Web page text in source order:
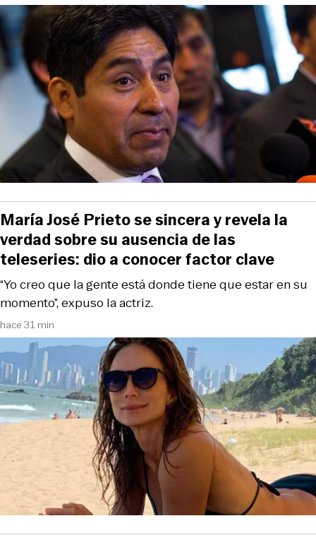
hace 31 min
“Yo creo que la gente está donde tiene que estar en su
momento”, expuso la actriz.
María José Prieto se sincera y revela la
verdad sobre su ausencia de las
teleseries: dio a conocer factor clave